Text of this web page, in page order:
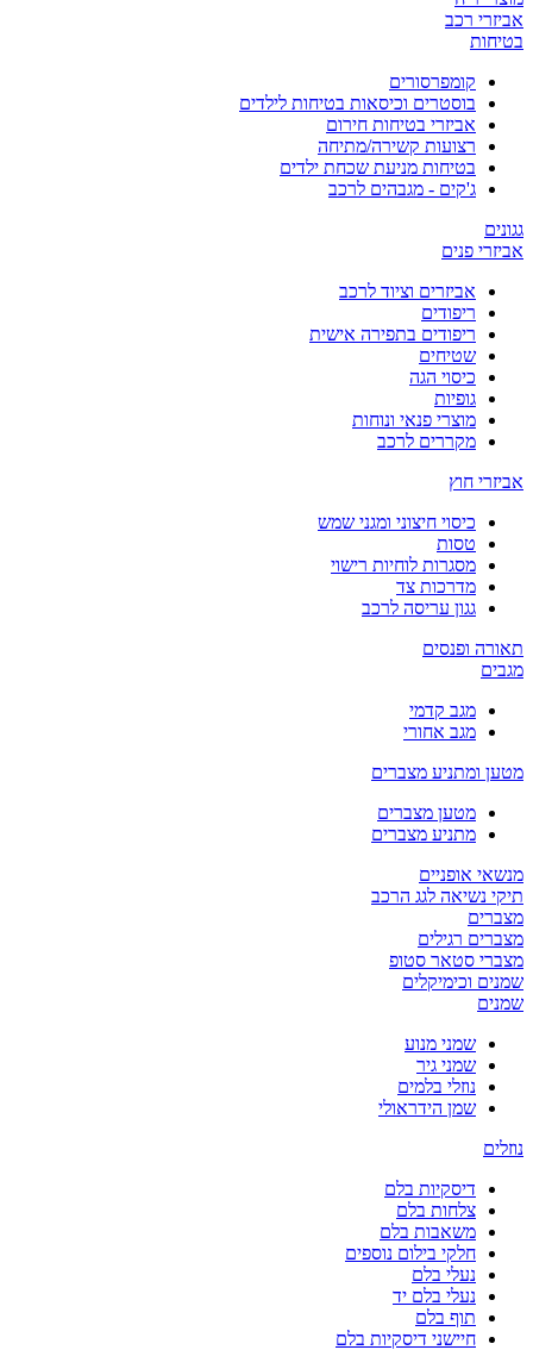
אביזרי רכב
בטיחות
קומפרסורים
בוסטרים וכיסאות בטיחות לילדים
אביזרי בטיחות חירום
רצועות קשירה/מתיחה
בטיחות מניעת שכחת ילדים
ג'קים - מגבהים לרכב
גגונים
אביזרי פנים
אביזרים וציוד לרכב
ריפודים
ריפודים בתפירה אישית
שטיחים
כיסוי הגה
גופיות
מוצרי פנאי ונוחות
מקררים לרכב
אביזרי חוץ
כיסוי חיצוני ומגני שמש
טסות
מסגרות לוחיות רישוי
מדרכות צד
גגון עריסה לרכב
תאורה ופנסים
מגבים
מגב קדמי
מגב אחורי
מטען ומתניע מצברים
מטען מצברים
מתניע מצברים
מנשאי אופניים
תיקי נשיאה לגג הרכב
מצברים
מצברים רגילים
מצברי סטאר סטופ
שמנים וכימיקלים
שמנים
שמני מנוע
שמני גיר
נוזלי בלמים
שמן הידראולי
נוזלים
דיסקיות בלם
צלחות בלם
משאבות בלם
חלקי בילום נוספים
נעלי בלם
נעלי בלם יד
תוף בלם
חיישני דיסקיות בלם